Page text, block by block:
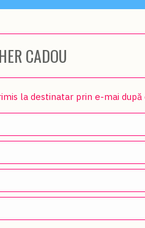
CADOU
la destinatar prin e-mai